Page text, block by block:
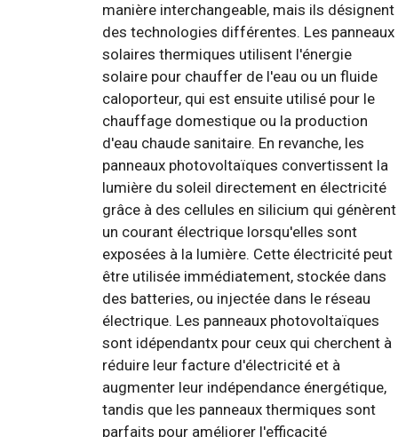
manière interchangeable, mais ils désignent
des technologies différentes. Les panneaux
solaires thermiques utilisent l'énergie
solaire pour chauffer de l'eau ou un fluide
caloporteur, qui est ensuite utilisé pour le
chauffage domestique ou la production
d'eau chaude sanitaire. En revanche, les
panneaux photovoltaïques convertissent la
lumière du soleil directement en électricité
grâce à des cellules en silicium qui génèrent
un courant électrique lorsqu'elles sont
exposées à la lumière. Cette électricité peut
être utilisée immédiatement, stockée dans
des batteries, ou injectée dans le réseau
électrique. Les panneaux photovoltaïques
sont idépendantx pour ceux qui cherchent à
réduire leur facture d'électricité et à
augmenter leur indépendance énergétique,
tandis que les panneaux thermiques sont
parfaits pour améliorer l'efficacité